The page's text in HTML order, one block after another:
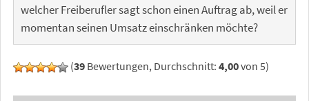
welcher Freiberufler sagt schon einen Auftrag ab, weil er
momentan seinen Umsatz einschränken möchte?
(39 Bewertungen, Durchschnitt: 4,00von 5)